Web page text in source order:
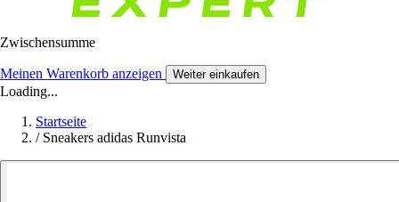
Zwischensumme
Meinen Warenkorb anzeigen Weiter einkaufen
Loading...
Startseite
/ Sneakers adidas Runvista